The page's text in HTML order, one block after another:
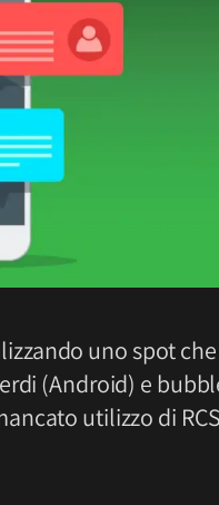
uno spot
(Android) e
utilizzo di